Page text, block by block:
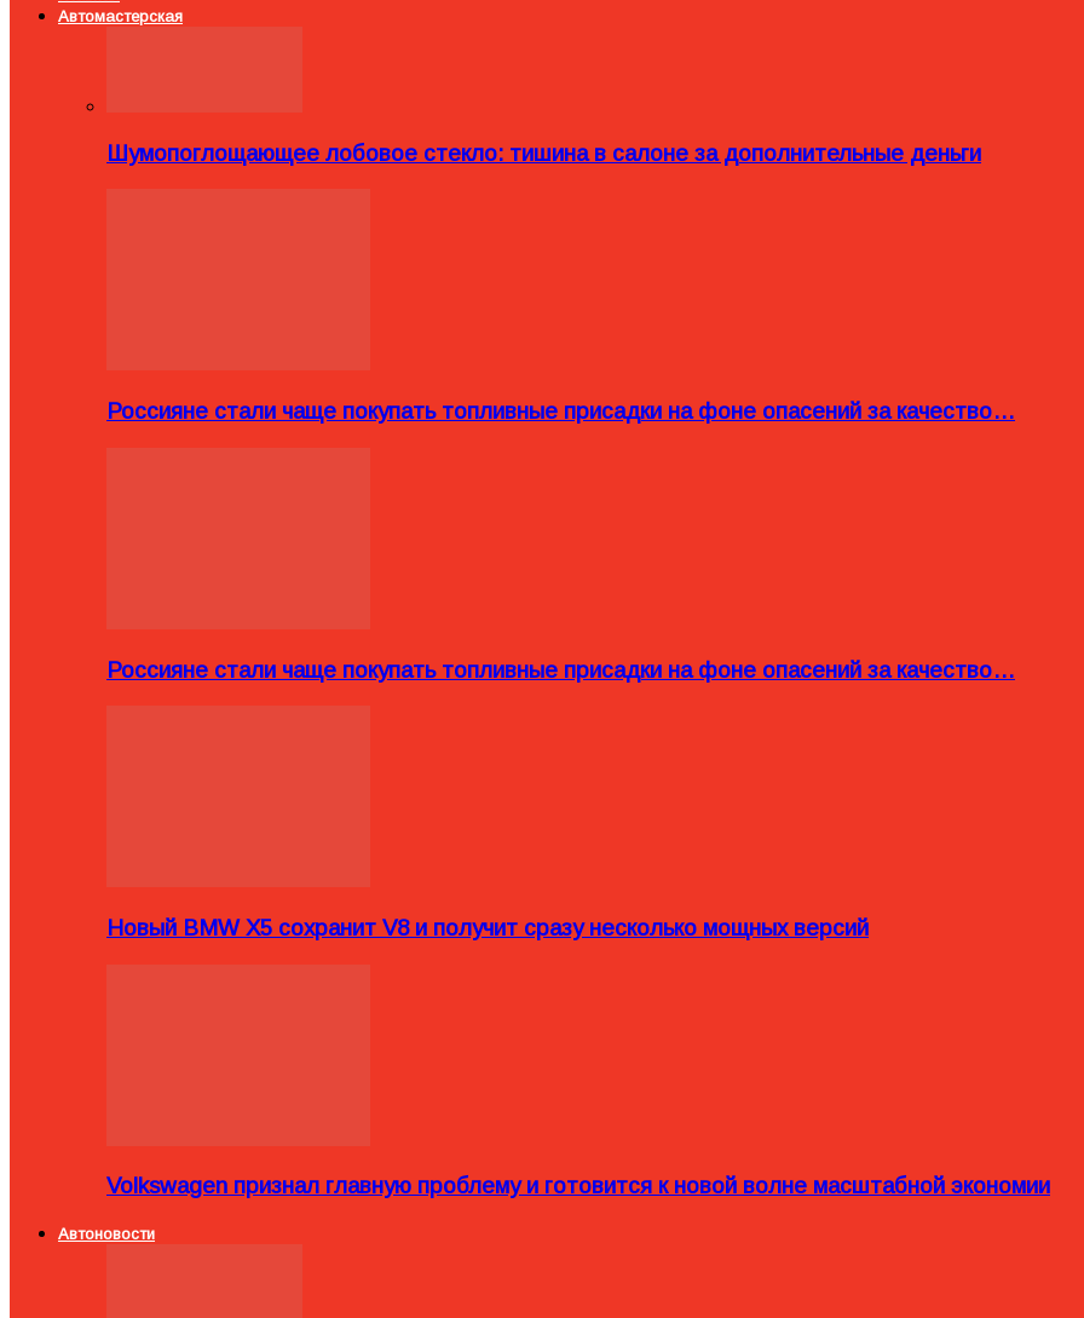
Автомастерская
Шумопоглощающее лобовое стекло: тишина в салоне за дополнительные деньги
Россияне стали чаще покупать топливные присадки на фоне опасений за качество…
Россияне стали чаще покупать топливные присадки на фоне опасений за качество…
Новый BMW X5 сохранит V8 и получит сразу несколько мощных версий
Volkswagen признал главную проблему и готовится к новой волне масштабной экономии
Автоновости